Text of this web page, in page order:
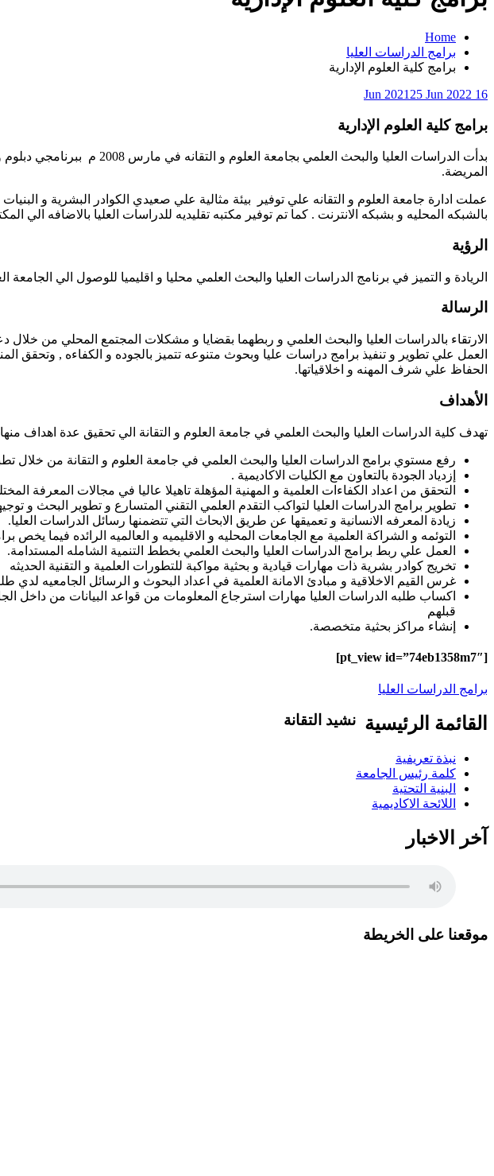
Home
برامج الدراسات العليا
برامج كلية العلوم الإدارية
16 Jun 2021
25 Jun 2022
برامج كلية العلوم الإدارية
بدأت الدراسات العليا
المريضة.
عملت ادارة جامعة العلوم و التقانه علي توفير بيئة مثالية علي صعيدي الكوادر البشرية و
بالشبكه المحليه و بشبكه الانترنت . كما تم توفير مكتبه تقليديه للدراسات العليا بالاضافه الي
الرؤية
الريادة و التميز في برنامج الدراسات العليا والبحث العلمي محليا و اقليميا للوصول الي الجامعة
الرسالة
الارتقاء بالدراسات العليا والبحث العلمي و ربطهما بقضايا و مشكلات المجتمع المحلي من
العمل علي تطوير و تنفيذ برامج دراسات عليا وبحوث متنوعه تتميز بالجوده و الكفاءه , وتحقق
الحفاظ علي شرف المهنه و اخلاقياتها.
الأهداف
تهدف كلية الدراسات العليا والبحث العلمي في جامعة العلوم و التقانة الي تحقيق عدة اهداف
رفع مستوي برامج الدراسات العليا والبحث العلمي في جامعة العلوم و التقانة من خلال
إزدياد الجودة بالتعاون مع الكليات الاكاديمية .
التحقق من اعداد الكفاءات العلمية و المهنية المؤهلة تاهيلا عاليا في مجالات المعرفة
تطوير برامج الدراسات العليا لتواكب التقدم العلمي التقني المتسارع و تطوير البحث و
زيادة المعرفه الانسانية و تعميقها عن طريق الابحاث التي تتضمنها رسائل الدراسات العليا.
التوئمه و الشراكة العلمية مع الجامعات المحليه و الاقليميه و العالميه الرائده فيما
العمل علي ربط برامج الدراسات العليا والبحث العلمي بخطط التنمية الشامله المستدامة.
تخريج كوادر بشرية ذات مهارات قيادية و بحثية مواكبة للتطورات العلمية و التقنية الحديثه
غرس القيم الاخلاقية و مبادئ الامانة العلمية في اعداد البحوث و الرسائل الجامعيه لدي
اكساب طلبه الدراسات العليا مهارات استرجاع المعلومات من قواعد البيانات من داخل
قبلهم
إنشاء مراكز بحثية متخصصة.
[pt_view id=”74eb1358m7″]
برامج الدراسات العليا
القائمة الرئيسية
نبذة تعريفية
كلمة رئيس الجامعة
البنية التحتية
اللائحة الاكاديمية
آخر الاخبار
نشيد التقانة
موقعنا على الخريطة